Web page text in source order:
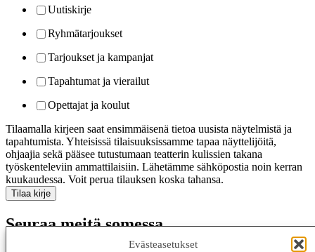
Evästeasetukset
Uutiskirje
Ryhmätarjoukset
Tarjoukset ja kampanjat
Tapahtumat ja vierailut
Opettajat ja koulut
Tilaamalla kirjeen saat ensimmäisenä tietoa uusista näytelmistä ja
tapahtumista. Yhteisissä tilaisuuksissamme tapaa näyttelijöitä,
ohjaajia sekä pääsee tutustumaan teatterin kulissien takana
työskenteleviin ammattilaisiin. Lähetämme sähköpostia noin kerran
kuukaudessa. Voit perua tilauksen koska tahansa.
Seuraa meitä somessa